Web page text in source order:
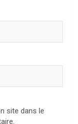
site dans le